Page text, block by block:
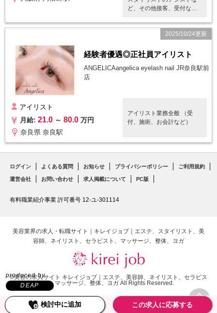
produced by
DEAP
ど、その他接客、受付など
苦手な技術や、やったこと
取り営業の空いている時間
帯でレッスン指導などをし
て時間を有効活用しており
ように心がけております。
2025/10/24更新
経験者優遇◎正社員アイリスト
ANGELICAangelica eyelash nail JR奈良駅前
店
アイリスト
月給: 21.0 ～ 80.0 万円
奈良県 奈良駅
アイリスト業務全般 （受
付、施術、お会計など）
ログイン よくある質問 お知らせ プライバシーポリシー ご利用規約
運営会社 お問い合わせ 求人掲載について PC版
有料職業紹介事業 許可番号 12-ユ-301114
美容業界の求人・転職サイト｜キレイジョブ｜エステ、スタイリスト、美
容師、ネイリスト、セラピスト、マッサージ、整体、ヨガ
©美容の求人サイト キレイジョブ｜エステ、美容師、ネイリスト、セラピス
ト、マッサージ、整体、ヨガ All Rights Reserved.
検討中に追加 この求人に応募する